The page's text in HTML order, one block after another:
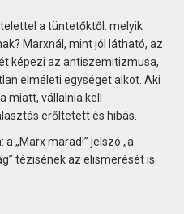
a tüntetőktől: melyik
Marxnál, mint jól látható, az
képezi az antiszemitizmusa,
elméleti egységet alkot. Aki
miatt, vállalnia kell
erőltetett és hibás.
„Marx marad!” jelszó „a
tézisének az elismerését is